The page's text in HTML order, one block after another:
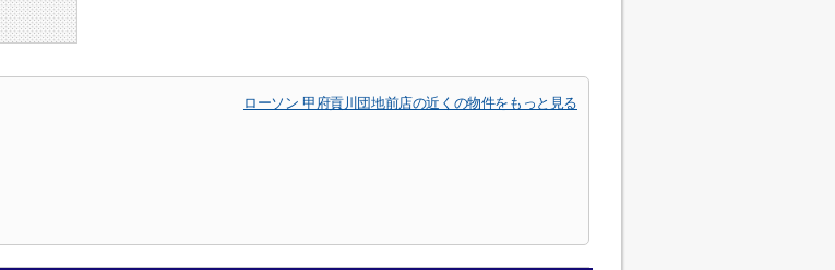
ローソン 甲府貢川団地前店の近くの物件をもっと見る